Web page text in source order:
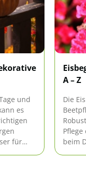
und
es
für
A – Z
Die
beim